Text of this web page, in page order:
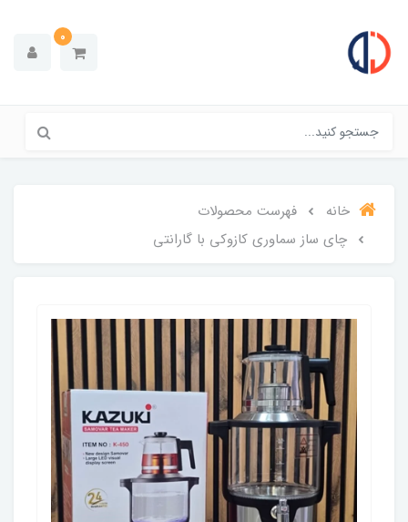
0
خانه
فهرست محصولات
چای ساز سماوری کازوکی با گارانتی